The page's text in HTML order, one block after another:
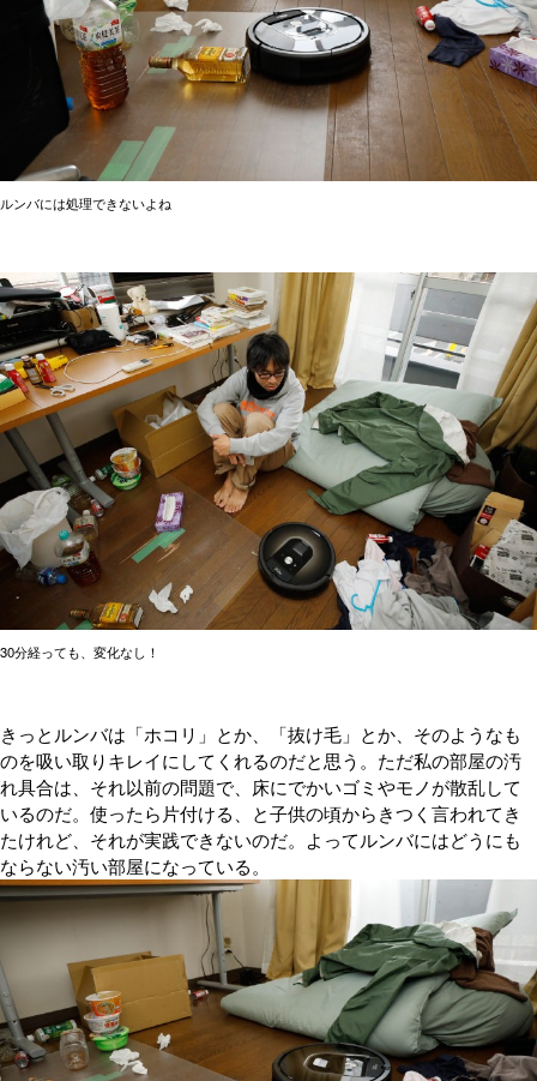
ルンバには処理できないよね
30分経っても、変化なし！
きっとルンバは「ホコリ」とか、「抜け毛」とか、そのようなも
のを吸い取りキレイにしてくれるのだと思う。ただ私の部屋の汚
れ具合は、それ以前の問題で、床にでかいゴミやモノが散乱して
いるのだ。使ったら片付ける、と子供の頃からきつく言われてき
たけれど、それが実践できないのだ。よってルンバにはどうにも
ならない汚い部屋になっている。